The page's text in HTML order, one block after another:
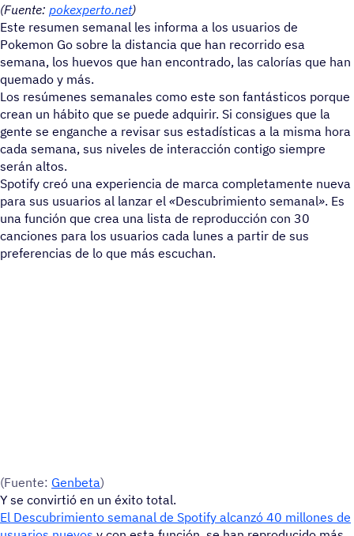
(Fuente: pokexperto.net)
Este resumen semanal les informa a los usuarios de
Pokemon Go sobre la distancia que han recorrido esa
semana, los huevos que han encontrado, las calorías que han
quemado y más.
Los resúmenes semanales como este son fantásticos porque
crean un hábito que se puede adquirir. Si consigues que la
gente se enganche a revisar sus estadísticas a la misma hora
cada semana, sus niveles de interacción contigo siempre
serán altos.
Spotify creó una experiencia de marca completamente nueva
para sus usuarios al lanzar el «Descubrimiento semanal». Es
una función que crea una lista de reproducción con 30
canciones para los usuarios cada lunes a partir de sus
preferencias de lo que más escuchan.
(Fuente: Genbeta)
Y se convirtió en un éxito total.
El Descubrimiento semanal de Spotify alcanzó 40 millones de